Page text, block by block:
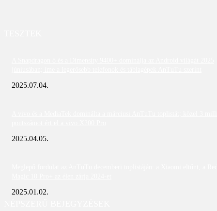
2025.07.04.
2025.04.05.
2025.01.02.